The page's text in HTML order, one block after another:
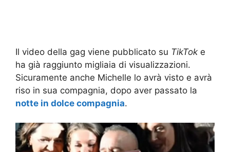
Il video della gag viene pubblicato su TikTok e
ha già raggiunto migliaia di visualizzazioni.
Sicuramente anche Michelle lo avrà visto e avrà
riso in sua compagnia, dopo aver passato la
notte in dolce compagnia.